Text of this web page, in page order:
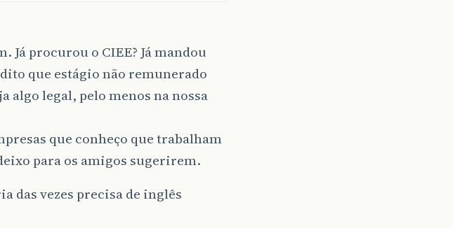
Já procurou o CIEE? Já mandou
que estágio não remunerado
algo legal, pelo menos na nossa
que conheço que trabalham
para os amigos sugerirem.
das vezes precisa de inglês